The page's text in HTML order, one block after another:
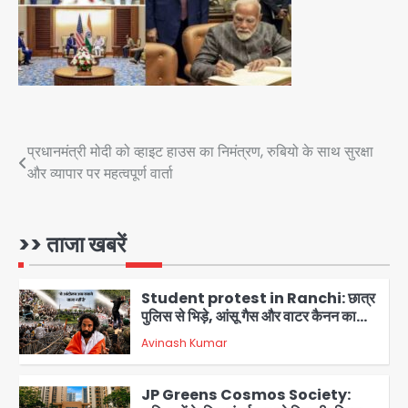
Post
navigation
प्रधानमंत्री मोदी को व्हाइट हाउस का निमंत्रण, रुबियो के साथ सुरक्षा
और व्यापार पर महत्वपूर्ण वार्ता
>> ताजा खबरें
4
Greater Noida: बाइक सवार को बचाते
समय निर्माणाधीन नाले में गिरी कार, ड्राइवर
बाल-बाल बचा
Avinash Kumar
5
बुजुर्ग से 70 लाख की ठगी
jai hind janab
1
2
Student protest in Ranchi: छात्र
पुलिस से भिड़े, आंसू गैस और वाटर कैनन का
इस्तेमाल
Avinash Kumar
JP Greens Cosmos Society: